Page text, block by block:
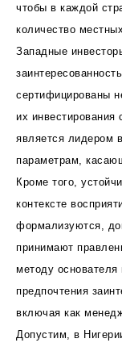
чтобы в каждой
количество
Западные
сертифицированы
их
является лидером
параметрам,
Кроме того,
контексте
формализуются,
принимают
методу
предпочтения
включая как
Допустим, в